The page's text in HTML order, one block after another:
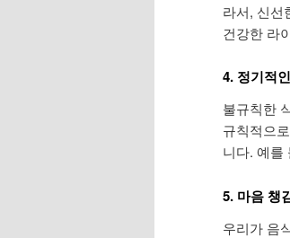
라서, 신선
건강한 라
4. 정기적
불규칙한
규칙적으
니다. 예를
5. 마음 챙
우리가 음